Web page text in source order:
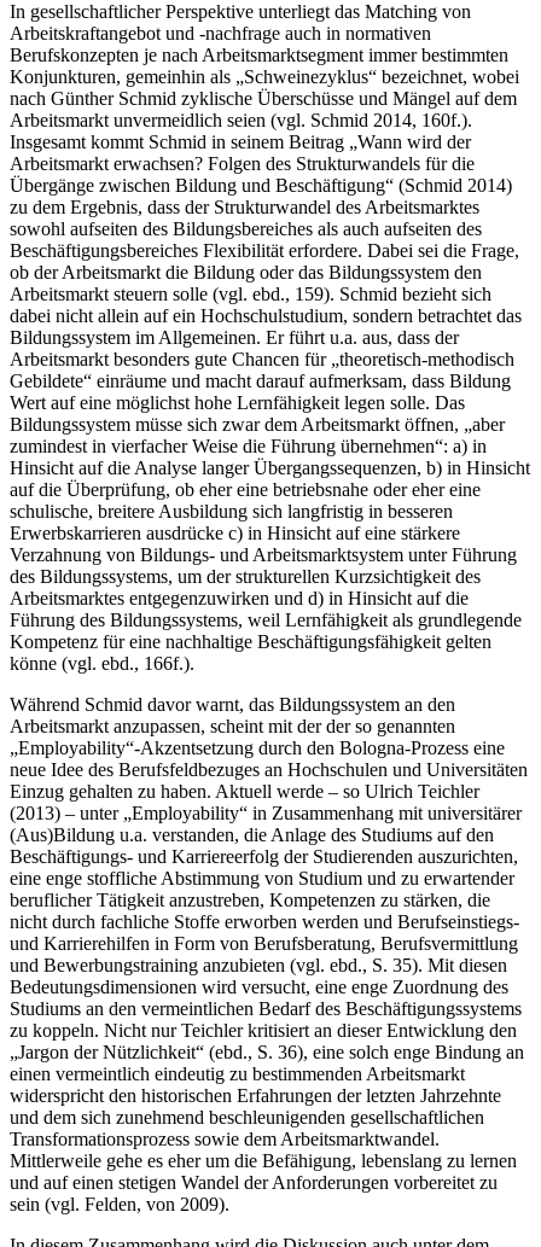
In gesellschaftlicher Perspektive unterliegt das Matching von
Arbeitskraftangebot und -nachfrage auch in normativen
Berufskonzepten je nach Arbeitsmarktsegment immer bestimmten
Konjunkturen, gemeinhin als „Schweinezyklus“ bezeichnet, wobei
nach Günther Schmid zyklische Überschüsse und Mängel auf dem
Arbeitsmarkt unvermeidlich seien (vgl. Schmid 2014, 160f.).
Insgesamt kommt Schmid in seinem Beitrag „Wann wird der
Arbeitsmarkt erwachsen? Folgen des Strukturwandels für die
Übergänge zwischen Bildung und Beschäftigung“ (Schmid 2014)
zu dem Ergebnis, dass der Strukturwandel des Arbeitsmarktes
sowohl aufseiten des Bildungsbereiches als auch aufseiten des
Beschäftigungsbereiches Flexibilität erfordere. Dabei sei die Frage,
ob der Arbeitsmarkt die Bildung oder das Bildungssystem den
Arbeitsmarkt steuern solle (vgl. ebd., 159). Schmid bezieht sich
dabei nicht allein auf ein Hochschulstudium, sondern betrachtet das
Bildungssystem im Allgemeinen. Er führt u.a. aus, dass der
Arbeitsmarkt besonders gute Chancen für „theoretisch-methodisch
Gebildete“ einräume und macht darauf aufmerksam, dass Bildung
Wert auf eine möglichst hohe Lernfähigkeit legen solle. Das
Bildungssystem müsse sich zwar dem Arbeitsmarkt öffnen, „aber
zumindest in vierfacher Weise die Führung übernehmen“: a) in
Hinsicht auf die Analyse langer Übergangssequenzen, b) in Hinsicht
auf die Überprüfung, ob eher eine betriebsnahe oder eher eine
schulische, breitere Ausbildung sich langfristig in besseren
Erwerbskarrieren ausdrücke c) in Hinsicht auf eine stärkere
Verzahnung von Bildungs- und Arbeitsmarktsystem unter Führung
des Bildungssystems, um der strukturellen Kurzsichtigkeit des
Arbeitsmarktes entgegenzuwirken und d) in Hinsicht auf die
Führung des Bildungssystems, weil Lernfähigkeit als grundlegende
Kompetenz für eine nachhaltige Beschäftigungsfähigkeit gelten
könne (vgl. ebd., 166f.).
Während Schmid davor warnt, das Bildungssystem an den
Arbeitsmarkt anzupassen, scheint mit der der so genannten
„Employability“-Akzentsetzung durch den Bologna-Prozess eine
neue Idee des Berufsfeldbezuges an Hochschulen und Universitäten
Einzug gehalten zu haben. Aktuell werde – so Ulrich Teichler
(2013) – unter „Employability“ in Zusammenhang mit universitärer
(Aus)Bildung u.a. verstanden, die Anlage des Studiums auf den
Beschäftigungs- und Karriereerfolg der Studierenden auszurichten,
eine enge stoffliche Abstimmung von Studium und zu erwartender
beruflicher Tätigkeit anzustreben, Kompetenzen zu stärken, die
nicht durch fachliche Stoffe erworben werden und Berufseinstiegs-
und Karrierehilfen in Form von Berufsberatung, Berufsvermittlung
und Bewerbungstraining anzubieten (vgl. ebd., S. 35). Mit diesen
Bedeutungsdimensionen wird versucht, eine enge Zuordnung des
Studiums an den vermeintlichen Bedarf des Beschäftigungssystems
zu koppeln. Nicht nur Teichler kritisiert an dieser Entwicklung den
„Jargon der Nützlichkeit“ (ebd., S. 36), eine solch enge Bindung an
einen vermeintlich eindeutig zu bestimmenden Arbeitsmarkt
widerspricht den historischen Erfahrungen der letzten Jahrzehnte
und dem sich zunehmend beschleunigenden gesellschaftlichen
Transformationsprozess sowie dem Arbeitsmarktwandel.
Mittlerweile gehe es eher um die Befähigung, lebenslang zu lernen
und auf einen stetigen Wandel der Anforderungen vorbereitet zu
sein (vgl. Felden, von 2009).